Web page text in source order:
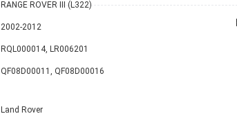
RANGE ROVER III (L322)
2002-2012
RQL000014, LR006201
QF08D00011, QF08D00016
Land Rover